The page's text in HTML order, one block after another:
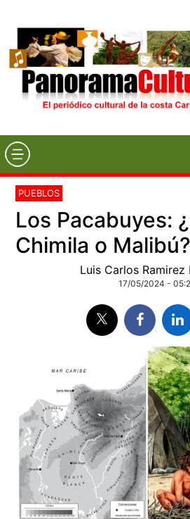
PUEBLOS
Los Pacabuyes:
Chimila o Malibú?
Luis Carlos Ramirez
17/05/2024 -